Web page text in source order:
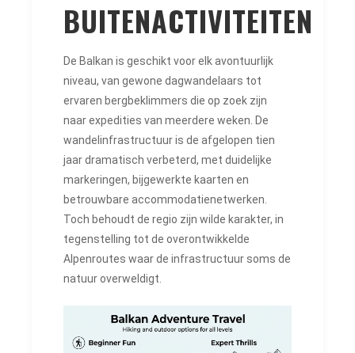
BUITENACTIVITEITEN
De Balkan is geschikt voor elk avontuurlijk
niveau, van gewone dagwandelaars tot
ervaren bergbeklimmers die op zoek zijn
naar expedities van meerdere weken. De
wandelinfrastructuur is de afgelopen tien
jaar dramatisch verbeterd, met duidelijke
markeringen, bijgewerkte kaarten en
betrouwbare accommodatienetwerken.
Toch behoudt de regio zijn wilde karakter, in
tegenstelling tot de overontwikkelde
Alpenroutes waar de infrastructuur soms de
natuur overweldigt.